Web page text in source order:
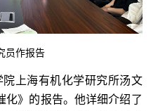
员作报告
上海有机化学研究所汤文
化》的报告。他详细介绍了